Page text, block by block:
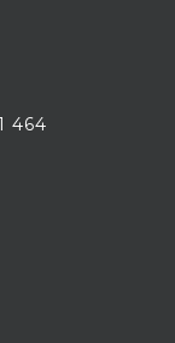
464